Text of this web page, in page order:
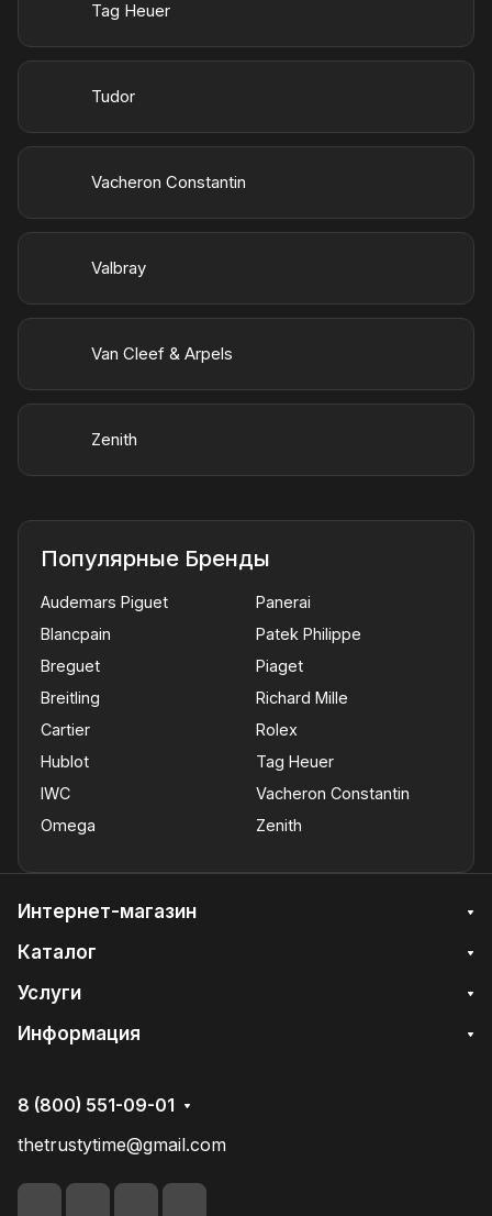
Tag Heuer
Tudor
Vacheron Constantin
Valbray
Van Cleef & Arpels
Zenith
Популярные Бренды
Audemars Piguet
Blancpain
Breguet
Breitling
Cartier
Hublot
IWC
Omega
Panerai
Patek Philippe
Piaget
Richard Mille
Rolex
Tag Heuer
Vacheron Constantin
Zenith
Интернет-магазин
Каталог
Услуги
Информация
8 (800) 551-09-01
thetrustytime@gmail.com